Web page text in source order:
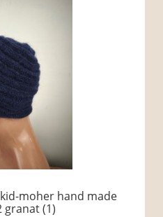
kid-moher hand made
granat (1)